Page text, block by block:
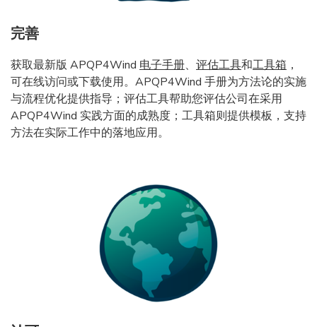
完善
获取最新版 APQP4Wind 电子手册、 评估工具和工具箱 ，
可在线访问或下载使用。APQP4Wind 手册为方法论的实施
与流程优化提供指导；评估工具帮助您评估公司在采用
APQP4Wind 实践方面的成熟度；工具箱则提供模板，支持
方法在实际工作中的落地应用。